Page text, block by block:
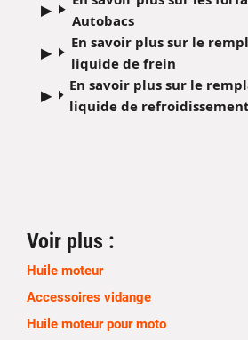
Autobacs
En savoir plus sur le
liquide de frein
En savoir plus sur le
liquide de refroidissement
Voir plus :
Huile moteur
Accessoires vidange
Huile moteur pour moto